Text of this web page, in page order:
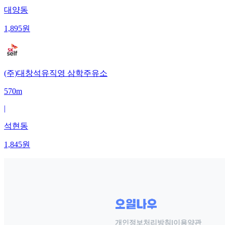
대양동
1,895원
(주)대창석유직영 삼학주유소
570m
|
석현동
1,845원
개인정보처리방침 |이용약관